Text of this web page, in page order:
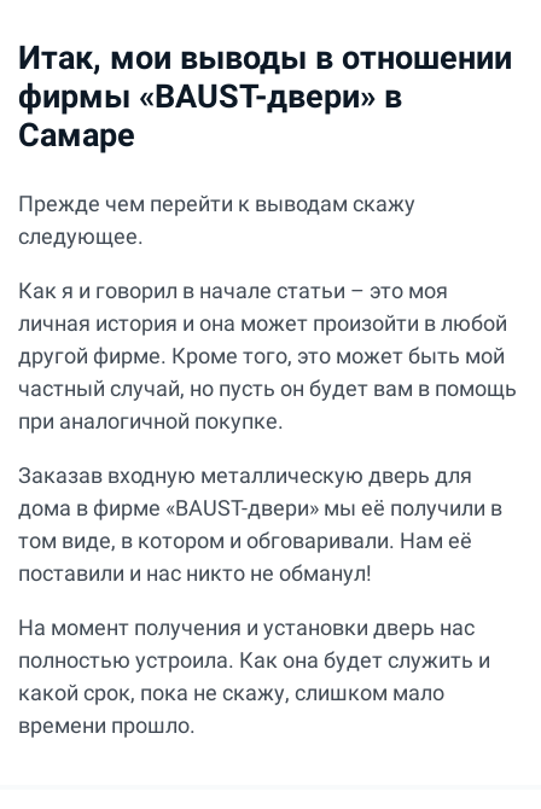
Итак, мои выводы в отношении
фирмы «BAUST-двери» в
Самаре
Прежде чем перейти к выводам скажу
следующее.
Как я и говорил в начале статьи – это моя
личная история и она может произойти в любой
другой фирме. Кроме того, это может быть мой
частный случай, но пусть он будет вам в помощь
при аналогичной покупке.
Заказав входную металлическую дверь для
дома в фирме «BAUST-двери» мы её получили в
том виде, в котором и обговаривали. Нам её
поставили и нас никто не обманул!
На момент получения и установки дверь нас
полностью устроила. Как она будет служить и
какой срок, пока не скажу, слишком мало
времени прошло.